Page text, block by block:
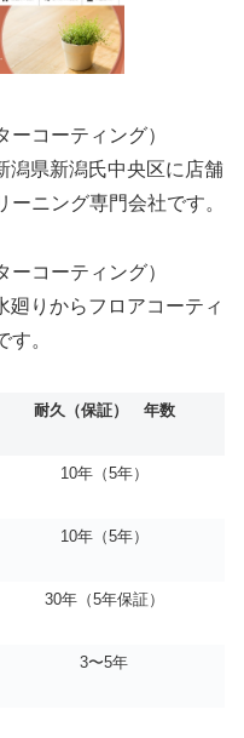
コーティング）
潟県新潟氏中央区に店舗
ニング専門会社です。
コーティング）
廻りからフロアコーティ
。
耐久（保証） 年数
10年（5年）
10年（5年）
30年（5年保証）
3〜5年